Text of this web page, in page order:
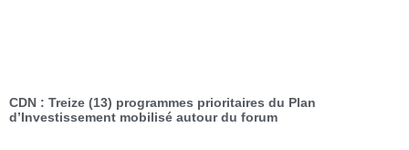
CDN : Treize (13) programmes prioritaires du Plan
d’Investissement mobilisé autour du forum